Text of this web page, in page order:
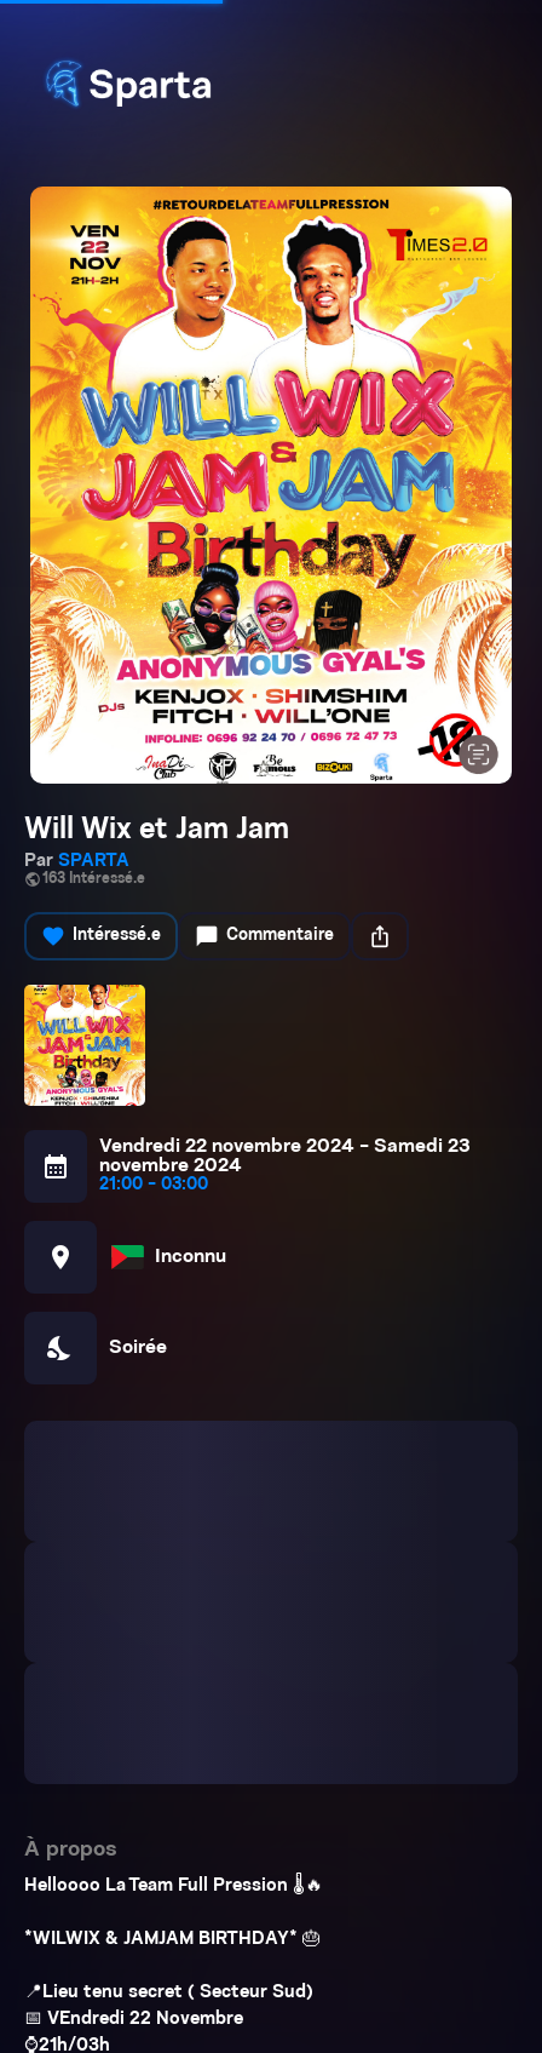
Will Wix et Jam Jam
Par SPARTA
public163 Intéressé.e
favorite Intéressé.e chat_bubble Commentaire ios_share
calendar_month
Vendredi 22 novembre 2024 - Samedi 23
novembre 2024
21:00 - 03:00
location_on Inconnu
nights_stay Soirée
À propos
Helloooo La Team Full Pression 🌡️🔥
*WILWIX & JAMJAM BIRTHDAY* 🎂
📍Lieu tenu secret ( Secteur Sud)
📅 VEndredi 22 Novembre
⌚️21h/03h